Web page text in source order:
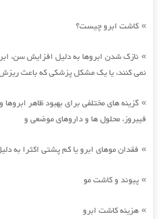
» کاشت ابرو چیست؟
» نازک شدن ابروها به دلیل افزایش سن،
نمی کنند، یا یک مشکل پزشکی که باعث
» گزینه های مختلفی برای بهبود ظاهر ابروها
فیبروز، محلول ها و داروهای موضعی و
» فقدان موهای ابرو یا کم پشتی اکثرا به
» پیوند و کاشت مو
» هزینه کاشت ابرو